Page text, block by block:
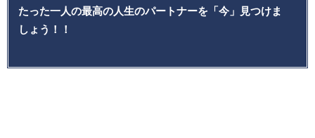
たった一人の最高の人生のパートナーを「今」見つけま
しょう！！